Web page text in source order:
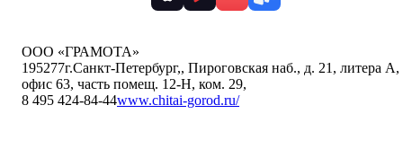
ООО «ГРАМОТА»
195277г.Санкт-Петербург,, Пироговская наб., д. 21, литера А,
офис 63, часть помещ. 12-Н, ком. 29,
8 495 424-84-44www.chitai-gorod.ru/